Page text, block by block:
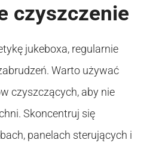
czyszczenie
jukeboxa, regularnie
Warto używać
czyszczących, aby nie
Skoncentruj się
panelach sterujących i